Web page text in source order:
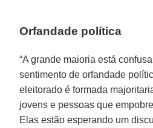
Orfandade política
“A grande maioria está
sentimento de orfandade
eleitorado é formada
jovens e pessoas que
Elas estão esperando um